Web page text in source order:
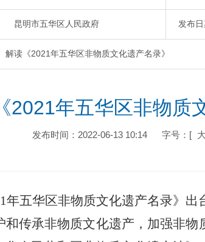
昆明市五华区人民政府 发布日
解读《2021年五华区非物质文化遗产名录》
2021年五华区非物质
发布时间：2022-06-13 10:14 字号：[ 大
年五华区非物质文化遗产名录》出
和传承非物质文化遗产，加强非物